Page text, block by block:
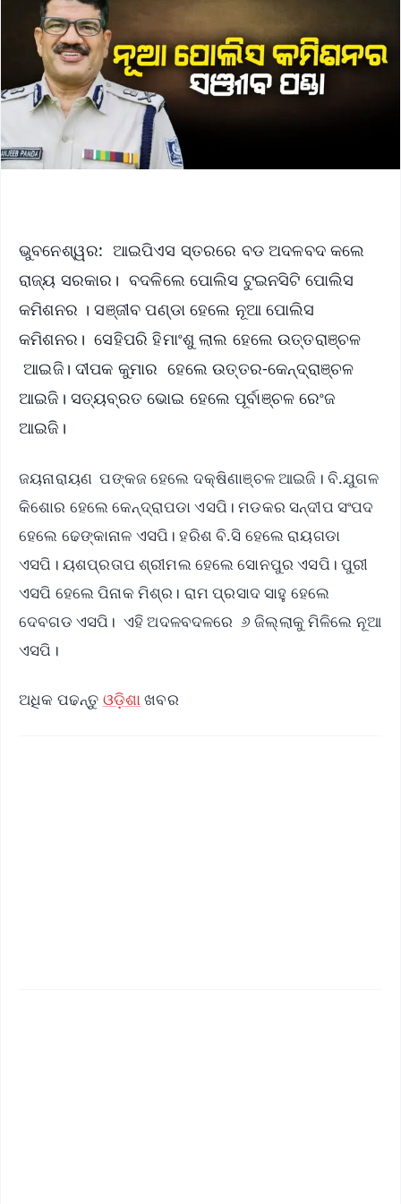
ଭୁବନେଶ୍ୱର: ଆଇପିଏସ ସ୍ତରରେ ବଡ ଅଦଳବଦ କଲେ
ରାଜ୍ୟ ସରକାର। ବଦଳିଲେ ପୋଲିସ ଟୁଇନସିଟି ପୋଲିସ
କମିଶନର । ସଞ୍ଜୀବ ପଣ୍ଡା ହେଲେ ନୂଆ ପୋଲିସ
କମିଶନର। ସେହିପରି ହିମାଂଶୁ ଲାଲ ହେଲେ ଉତ୍ତରାଞ୍ଚଳ
ଆଇଜି। ଦୀପକ କୁମାର ହେଲେ ଉତ୍ତର-କେନ୍ଦ୍ରାଞ୍ଚଳ
ଆଇଜି। ସତ୍ୟବ୍ରତ ଭୋଇ ହେଲେ ପୂର୍ବାଞ୍ଚଳ ରେଂଜ
ଆଇଜି।
ଜୟନାରାୟଣ ପଙ୍କଜ ହେଲେ ଦକ୍ଷିଣାଞ୍ଚଳ ଆଇଜି। ବି.ଯୁଗଳ
କିଶୋର ହେଲେ କେନ୍ଦ୍ରାପଡା ଏସପି। ମଡକର ସନ୍ଦୀପ ସଂପଦ
ହେଲେ ଢେଙ୍କାନାଳ ଏସପି। ହରିଶ ବି.ସି ହେଲେ ରାୟଗଡା
ଏସପି। ୟଶପ୍ରତାପ ଶ୍ରୀମଲ ହେଲେ ସୋନପୁର ଏସପି। ପୁରୀ
ଏସପି ହେଲେ ପିନାକ ମିଶ୍ର। ରାମ ପ୍ରସାଦ ସାହୁ ହେଲେ
ଦେବଗଡ ଏସପି। ଏହି ଅଦଳବଦଳରେ ୬ ଜିଲ୍ଲାକୁ ମିଳିଲେ ନୂଆ
ଏସପି।
ଅଧିକ ପଢନ୍ତୁ ଓଡ଼ିଶା ଖବର